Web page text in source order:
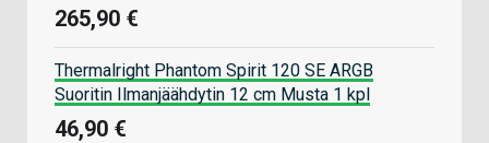
265,90 €
Thermalright Phantom Spirit 120 SE ARGB
Suoritin Ilmanjäähdytin 12 cm Musta 1 kpl
46,90 €